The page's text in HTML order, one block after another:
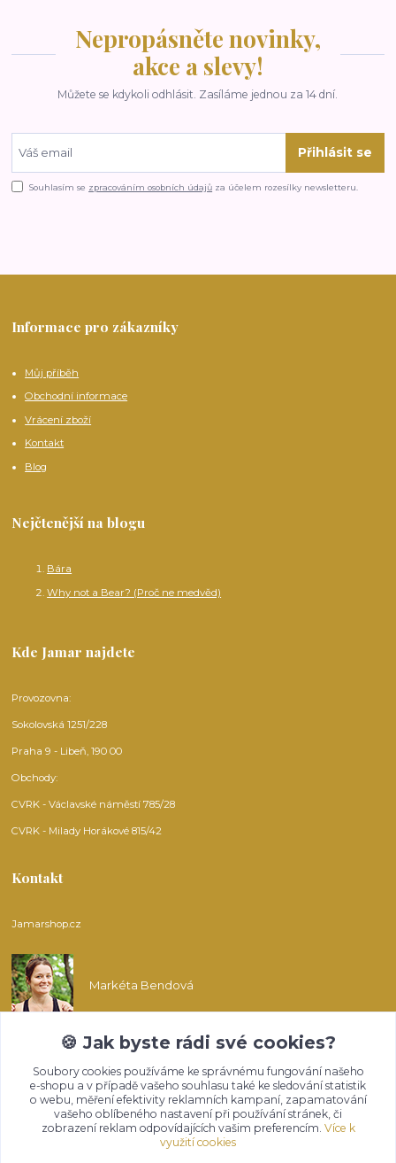
Nepropásněte novinky,
akce a slevy!
Můžete se kdykoli odhlásit. Zasíláme jednou za 14 dní.
Přihlásit se
Souhlasím se zpracováním osobních údajů za účelem rozesílky newsletteru.
Informace pro zákazníky
Můj příběh
Obchodní informace
Vrácení zboží
Kontakt
Blog
Nejčtenější na blogu
Bára
Why not a Bear? (Proč ne medvěd)
Kde Jamar najdete
Provozovna:
Sokolovská 1251/228
Praha 9 - Libeň, 190 00
Obchody:
CVRK - Václavské náměstí 785/28
CVRK - Milady Horákové 815/42
Kontakt
Jamarshop.cz
Markéta Bendová
info@jamarshop.cz
🍪 Jak byste rádi své cookies?
Soubory cookies používáme ke správnému fungování našeho
e-shopu a v případě vašeho souhlasu také ke sledování statistik
o webu, měření efektivity reklamních kampaní, zapamatování
vašeho oblíbeného nastavení při používání stránek, či
zobrazení reklam odpovídajících vašim preferencím. Více k
využití cookies